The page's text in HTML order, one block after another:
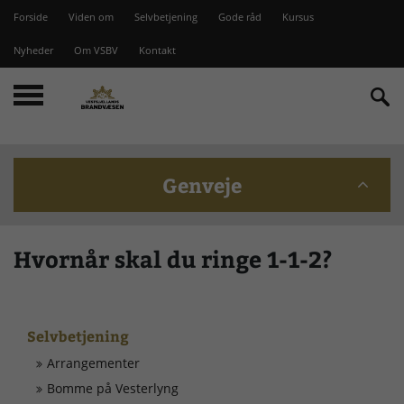
Forside Viden om Selvbetjening Gode råd Kursus
Nyheder Om VSBV Kontakt
Genveje
Beredskabskommission
Brandstationer
Hvornår skal du ringe 1-1-2?
Selvbetjening
Arrangementer
Bomme på Vesterlyng